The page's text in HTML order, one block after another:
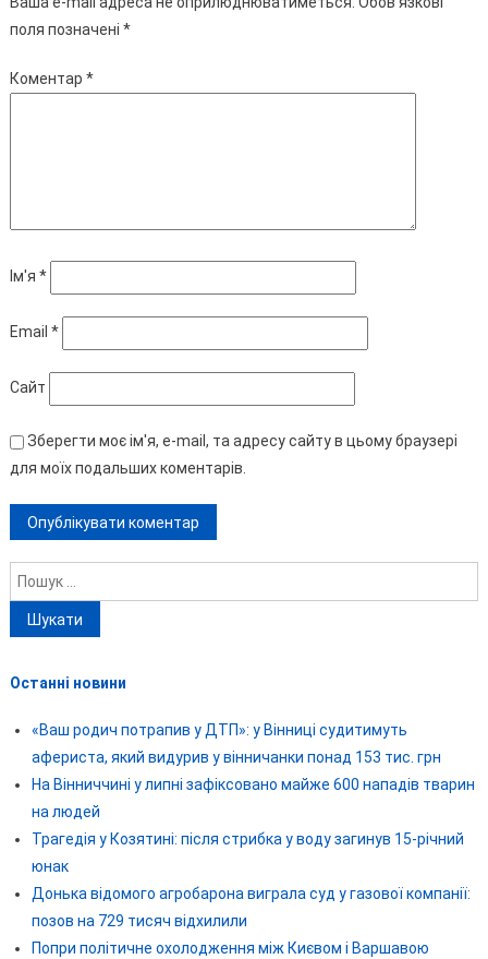
поля позначені *
Коментар *
Ім'я *
Email *
Сайт
Зберегти моє ім'я, e-mail, та адресу сайту в цьому браузері
для моїх подальших коментарів.
Пошук:
Останні новини
«Ваш родич потрапив у ДТП»: у Вінниці судитимуть
афериста, який видурив у вінничанки понад 153 тис. грн
На Вінниччині у липні зафіксовано майже 600 нападів тварин
на людей
Трагедія у Козятині: після стрибка у воду загинув 15-річний
юнак
Донька відомого агробарона виграла суд у газової компанії:
позов на 729 тисяч відхилили
Попри політичне охолодження між Києвом і Варшавою